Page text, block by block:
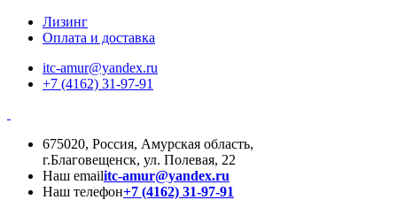
Лизинг
Оплата и доставка
itc-amur@yandex.ru
+7 (4162) 31-97-91
675020, Россия, Амурская область,
г.Благовещенск, ул. Полевая, 22
Наш emailitc-amur@yandex.ru
Наш телефон+7 (4162) 31-97-91